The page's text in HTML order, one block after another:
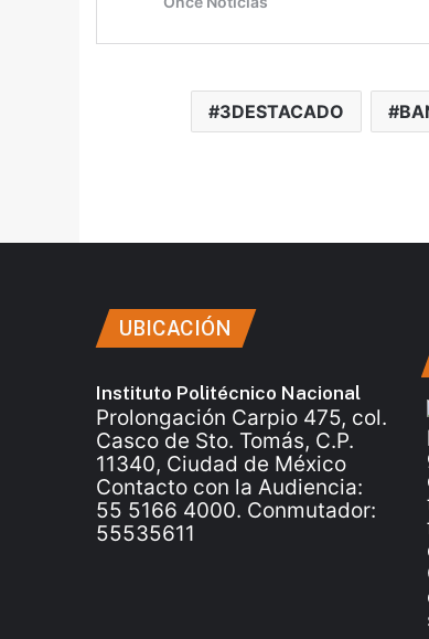
3DESTACADO
UBICACIÓN
Instituto Politécnico Nacional
Prolongación Carpio 475, col.
Casco de Sto. Tomás, C.P.
11340, Ciudad de México
Contacto con la Audiencia:
55 5166 4000. Conmutador:
55535611